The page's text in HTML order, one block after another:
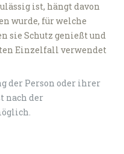
ist, hängt davon
wurde, für welche
sie Schutz genießt und
Einzelfall verwendet
der Person oder ihrer
nach der